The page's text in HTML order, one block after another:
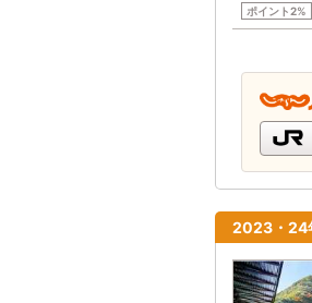
ポイント2%
2023・24